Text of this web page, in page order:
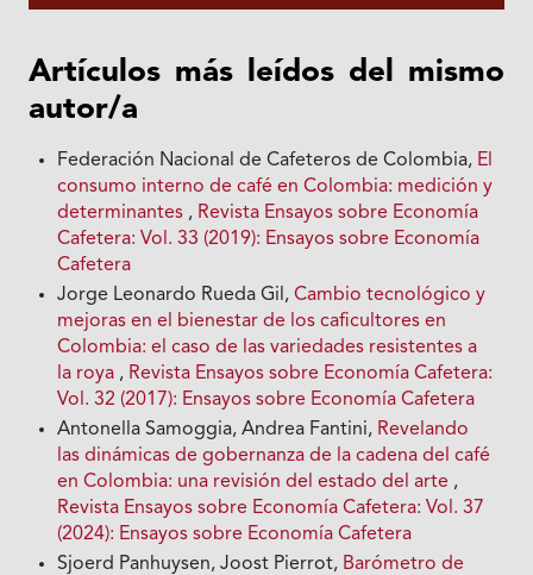
Artículos más leídos del mismo
autor/a
Federación Nacional de Cafeteros de Colombia, El
consumo interno de café en Colombia: medición y
determinantes , Revista Ensayos sobre Economía
Cafetera: Vol. 33 (2019): Ensayos sobre Economía
Cafetera
Jorge Leonardo Rueda Gil,Cambio tecnológico y
mejoras en el bienestar de los caficultores en
Colombia: el caso de las variedades resistentes a
la roya , Revista Ensayos sobre Economía Cafetera:
Vol. 32 (2017): Ensayos sobre Economía Cafetera
Antonella Samoggia, Andrea Fantini, Revelando
las dinámicas de gobernanza de la cadena del café
en Colombia: una revisión del estado del arte ,
Revista Ensayos sobre Economía Cafetera: Vol. 37
(2024): Ensayos sobre Economía Cafetera
Sjoerd Panhuysen, Joost Pierrot, Barómetro de